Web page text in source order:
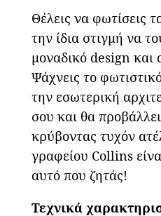
Θέλεις να φωτίσεις
την ίδια στιγμή να
μοναδικό design και
Ψάχνεις το
την εσωτερική
σου και θα
κρύβοντας τυχόν
γραφείου Collins
αυτό που ζητάς!
Τεχνικά